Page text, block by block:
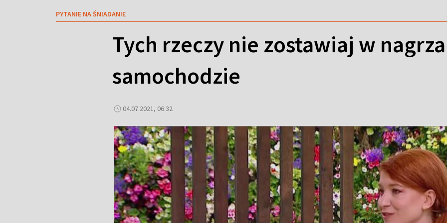
PYTANIE NA ŚNIADANIE
Tych rzeczy nie zostawiaj w
samochodzie
04.07.2021, 06:32